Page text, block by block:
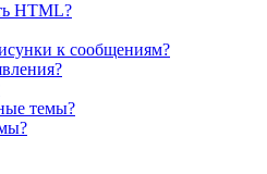
HTML?
к сообщениям?
темы?